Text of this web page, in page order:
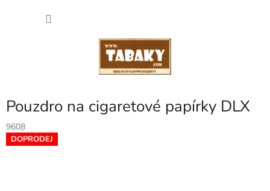
Pouzdro na cigaretové papírky DLX
9608
DOPRODEJ